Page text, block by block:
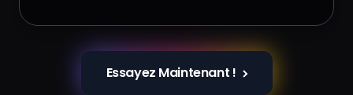
Essayez Maintenant !